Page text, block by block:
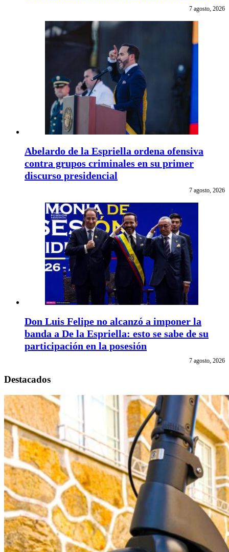
7 agosto, 2026
Abelardo de la Espriella ordena ofensiva
contra grupos criminales en su primer
discurso presidencial
7 agosto, 2026
Don Luis Felipe no alcanzó a imponer la
banda a De la Espriella: esto se sabe de su
participación en la posesión
7 agosto, 2026
Destacados